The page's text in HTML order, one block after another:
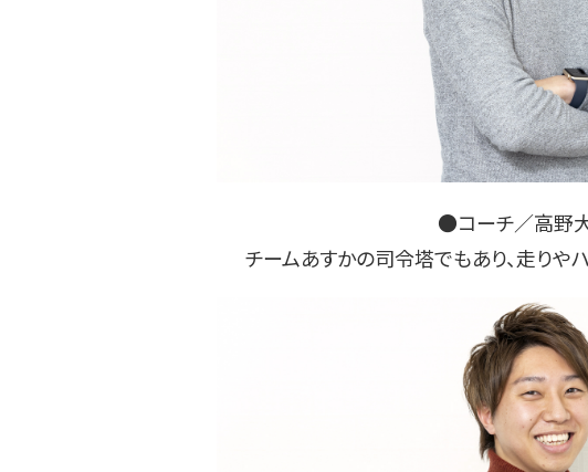
●コーチ／高野
チームあすかの司令塔でもあり、走りや